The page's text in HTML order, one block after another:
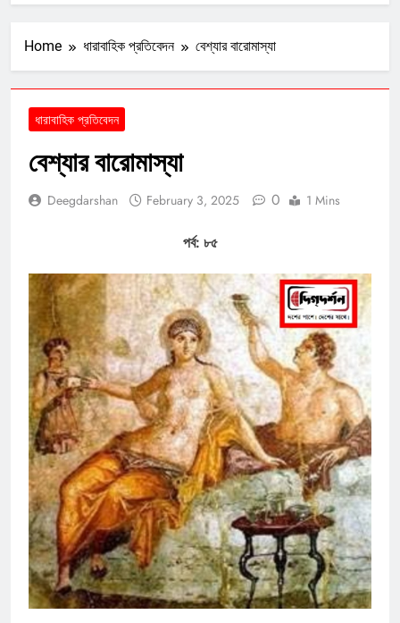
Home ধারাবাহিক প্রতিবেদন বেশ্যার বারোমাস্যা
ধারাবাহিক প্রতিবেদন
বেশ্যার বারোমাস্যা
Deegdarshan February 3, 2025 0 1 Mins
পর্ব: ৮৫